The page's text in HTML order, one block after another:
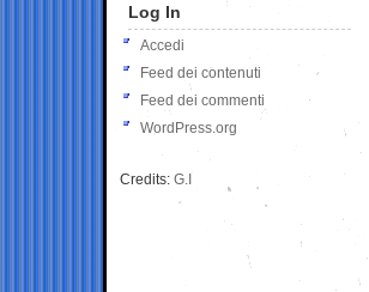
Log In
Accedi
Feed dei contenuti
Feed dei commenti
WordPress.org
Credits: G.I